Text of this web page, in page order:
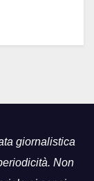
giornalistica
Non